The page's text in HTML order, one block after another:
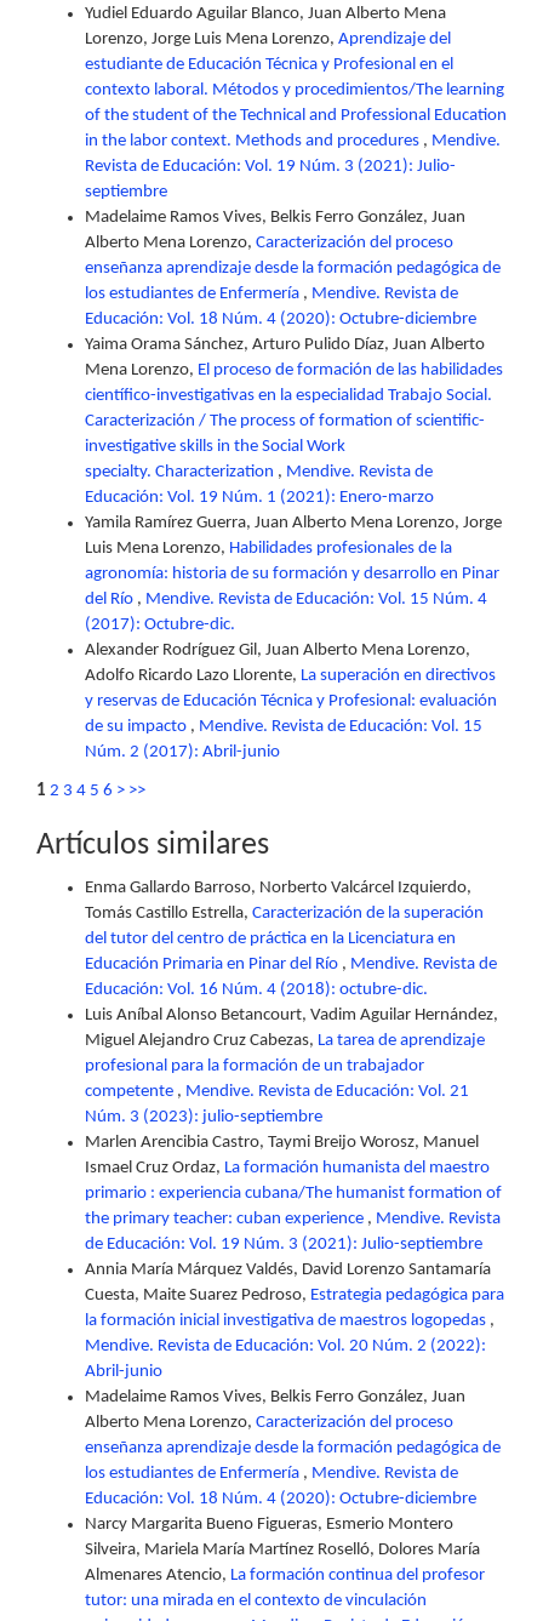
Yudiel Eduardo Aguilar Blanco, Juan Alberto Mena
Lorenzo, Jorge Luis Mena Lorenzo, Aprendizaje del
estudiante de Educación Técnica y Profesional en el
contexto laboral. Métodos y procedimientos/The learning
of the student of the Technical and Professional Education
in the labor context. Methods and procedures , Mendive.
Revista de Educación: Vol. 19 Núm. 3 (2021): Julio-
septiembre
Madelaime Ramos Vives, Belkis Ferro González, Juan
Alberto Mena Lorenzo, Caracterización del proceso
enseñanza aprendizaje desde la formación pedagógica de
los estudiantes de Enfermería , Mendive. Revista de
Educación: Vol. 18 Núm. 4 (2020): Octubre-diciembre
Yaima Orama Sánchez, Arturo Pulido Díaz, Juan Alberto
Mena Lorenzo, El proceso de formación de las habilidades
científico-investigativas en la especialidad Trabajo Social.
Caracterización / The process of formation of scientific-
investigative skills in the Social Work
specialty. Characterization , Mendive. Revista de
Educación: Vol. 19 Núm. 1 (2021): Enero-marzo
Yamila Ramírez Guerra, Juan Alberto Mena Lorenzo, Jorge
Luis Mena Lorenzo, Habilidades profesionales de la
agronomía: historia de su formación y desarrollo en Pinar
del Río , Mendive. Revista de Educación: Vol. 15 Núm. 4
(2017): Octubre-dic.
Alexander Rodríguez Gil, Juan Alberto Mena Lorenzo,
Adolfo Ricardo Lazo Llorente, La superación en directivos
y reservas de Educación Técnica y Profesional: evaluación
de su impacto , Mendive. Revista de Educación: Vol. 15
Núm. 2 (2017): Abril-junio
1 2 3 4 5 6 > >>
Artículos similares
Enma Gallardo Barroso, Norberto Valcárcel Izquierdo,
Tomás Castillo Estrella, Caracterización de la superación
del tutor del centro de práctica en la Licenciatura en
Educación Primaria en Pinar del Río , Mendive. Revista de
Educación: Vol. 16 Núm. 4 (2018): octubre-dic.
Luis Aníbal Alonso Betancourt, Vadim Aguilar Hernández,
Miguel Alejandro Cruz Cabezas, La tarea de aprendizaje
profesional para la formación de un trabajador
competente , Mendive. Revista de Educación: Vol. 21
Núm. 3 (2023): julio-septiembre
Marlen Arencibia Castro, Taymi Breijo Worosz, Manuel
Ismael Cruz Ordaz, La formación humanista del maestro
primario : experiencia cubana/The humanist formation of
the primary teacher: cuban experience , Mendive. Revista
de Educación: Vol. 19 Núm. 3 (2021): Julio-septiembre
Annia María Márquez Valdés, David Lorenzo Santamaría
Cuesta, Maite Suarez Pedroso, Estrategia pedagógica para
la formación inicial investigativa de maestros logopedas ,
Mendive. Revista de Educación: Vol. 20 Núm. 2 (2022):
Abril-junio
Madelaime Ramos Vives, Belkis Ferro González, Juan
Alberto Mena Lorenzo, Caracterización del proceso
enseñanza aprendizaje desde la formación pedagógica de
los estudiantes de Enfermería , Mendive. Revista de
Educación: Vol. 18 Núm. 4 (2020): Octubre-diciembre
Narcy Margarita Bueno Figueras, Esmerio Montero
Silveira, Mariela María Martínez Roselló, Dolores María
Almenares Atencio, La formación continua del profesor
tutor: una mirada en el contexto de vinculación